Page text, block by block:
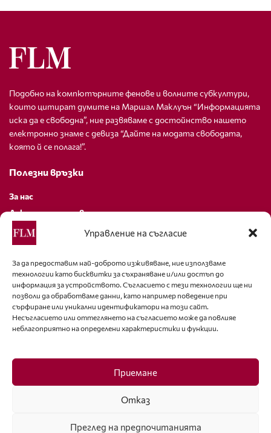
Управление на съгласие
За да предоставим най-доброто изживяване, ние използваме
технологии като бисквитки за съхраняване и/или достъп до
информация за устройството. Съгласието с тези технологии ще ни
позволи да обработваме данни, като например поведение при
сърфиране или уникални идентификатори на този сайт.
Несъгласието или оттеглянето на съгласието може да повлияе
неблагоприятно на определени характеристики и функции.
Приемане
Отказ
Преглед на предпочитанията
Подобно на компютърните фенове и волните субкултури,
които цитират думите на Маршал Маклуън “Информацията
иска да е свободна”, ние развяваме с достойнство нашето
електронно знаме с девиза “Дайте на модата свободата,
която й се полага!”.
Полезни връзки
За нас
Декларация за поверителност
Политика за бисквитки
За контакти
editor@fashion-lifestyle.net
+359 88 227 33 47
Последвайте ни
Facebook